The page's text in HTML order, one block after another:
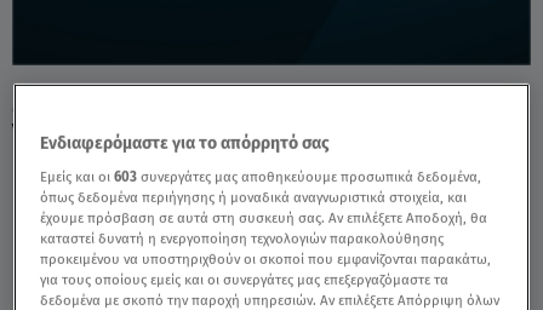
Μοσχάτο: 15 Άτομα Επιτέθηκαν Σε Ανήλικο -
Video
Ενδιαφερόμαστε για το απόρρητό σας
Εμείς και οι603 συνεργάτες μας αποθηκεύουμε προσωπικά δεδομένα,
όπως δεδομένα περιήγησης ή μοναδικά αναγνωριστικά στοιχεία, και
έχουμε πρόσβαση σε αυτά στη συσκευή σας. Αν επιλέξετε Αποδοχή, θα
καταστεί δυνατή η ενεργοποίηση τεχνολογιών παρακολούθησης
προκειμένου να υποστηριχθούν οι σκοποί που εμφανίζονται παρακάτω,
για τους οποίους εμείς και οι συνεργάτες μας επεξεργαζόμαστε τα
δεδομένα με σκοπό την παροχή υπηρεσιών. Αν επιλέξετε Απόρριψη όλων